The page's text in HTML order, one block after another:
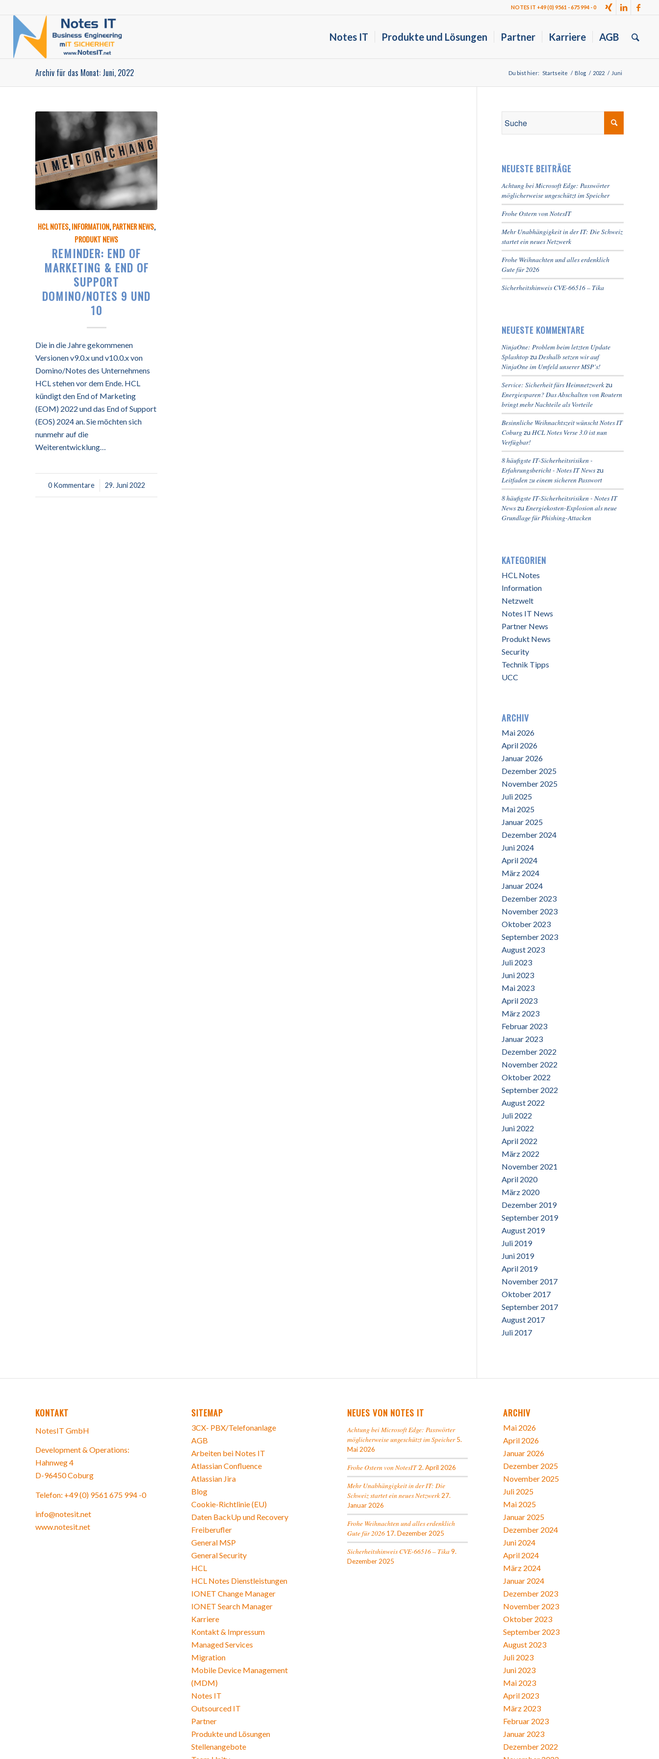
NOTES IT +49 (0) 9561 - 675 994 - 0
Notes IT Produkte und Lösungen Partner Karriere AGB
Archiv für das Monat: Juni, 2022 Du bist hier: Startseite / Blog / 2022 / Juni
HCL NOTES,INFORMATION,PARTNER NEWS,
PRODUKT NEWS
REMINDER: END OF
MARKETING & END OF
SUPPORT
DOMINO/NOTES 9 UND
10
Die in die Jahre gekommenen
Versionen v9.0.x und v10.0.x von
Domino/Notes des Unternehmens
HCL stehen vor dem Ende. HCL
kündigt den End of Marketing
(EOM) 2022 und das End of Support
(EOS) 2024 an. Sie möchten sich
nunmehr auf die
Weiterentwicklung…
0 Kommentare
/ 29. Juni 2022
NEUESTE BEITRÄGE
Achtung bei Microsoft Edge: Passwörter
möglicherweise ungeschützt im Speicher
Frohe Ostern von NotesIT
Mehr Unabhängigkeit in der IT: Die Schweiz
startet ein neues Netzwerk
Frohe Weihnachten und alles erdenklich
Gute für 2026
Sicherheitshinweis CVE-66516 – Tika
NEUESTE KOMMENTARE
NinjaOne: Problem beim letzten Update
Splashtopzu Deshalb setzen wir auf
NinjaOne im Umfeld unserer MSP’s!
Service: Sicherheit fürs Heimnetzwerkzu
Energiesparen? Das Abschalten von Routern
bringt mehr Nachteile als Vorteile
Besinnliche Weihnachtszeit wünscht Notes IT
Coburgzu HCL Notes Verse 3.0 ist nun
Verfügbar!
8 häufigste IT-Sicherheitsrisiken -
Erfahrungsbericht - Notes IT Newszu
Leitfaden zu einem sicheren Passwort
8 häufigste IT-Sicherheitsrisiken - Notes IT
Newszu Energiekosten-Explosion als neue
Grundlage für Phishing-Attacken
KATEGORIEN
HCL Notes
Information
Netzwelt
Notes IT News
Partner News
Produkt News
Security
Technik Tipps
UCC
ARCHIV
Mai 2026
April 2026
Januar 2026
Dezember 2025
November 2025
Juli 2025
Mai 2025
Januar 2025
Dezember 2024
Juni 2024
April 2024
März 2024
Januar 2024
Dezember 2023
November 2023
Oktober 2023
September 2023
August 2023
Juli 2023
Juni 2023
Mai 2023
April 2023
März 2023
Februar 2023
Januar 2023
Dezember 2022
November 2022
Oktober 2022
September 2022
August 2022
Juli 2022
Juni 2022
April 2022
März 2022
November 2021
April 2020
März 2020
Dezember 2019
September 2019
August 2019
Juli 2019
Juni 2019
April 2019
November 2017
Oktober 2017
September 2017
August 2017
Juli 2017
KONTAKT
NotesIT GmbH
Development & Operations:
Hahnweg 4
D-96450 Coburg
Telefon: +49 (0) 9561 675 994 -0
info@notesit.net
www.notesit.net
SITEMAP
3CX- PBX/Telefonanlage
AGB
Arbeiten bei Notes IT
Atlassian Confluence
Atlassian Jira
Blog
Cookie-Richtlinie (EU)
Daten BackUp und Recovery
Freiberufler
General MSP
General Security
HCL
HCL Notes Dienstleistungen
IONET Change Manager
IONET Search Manager
Karriere
Kontakt & Impressum
Managed Services
Migration
Mobile Device Management
(MDM)
Notes IT
Outsourced IT
Partner
Produkte und Lösungen
Stellenangebote
NEUES VON NOTES IT
Achtung bei Microsoft Edge: Passwörter
möglicherweise ungeschützt im Speicher 5.
Mai 2026
Frohe Ostern von NotesIT 2. April 2026
Mehr Unabhängigkeit in der IT: Die
Schweiz startet ein neues Netzwerk 27.
Januar 2026
Frohe Weihnachten und alles erdenklich
Gute für 2026 17. Dezember 2025
Sicherheitshinweis CVE-66516 – Tika9.
Dezember 2025
ARCHIV
Mai 2026
April 2026
Januar 2026
Dezember 2025
November 2025
Juli 2025
Mai 2025
Januar 2025
Dezember 2024
Juni 2024
April 2024
März 2024
Januar 2024
Dezember 2023
November 2023
Oktober 2023
September 2023
August 2023
Juli 2023
Juni 2023
Mai 2023
April 2023
März 2023
Februar 2023
Januar 2023
Dezember 2022